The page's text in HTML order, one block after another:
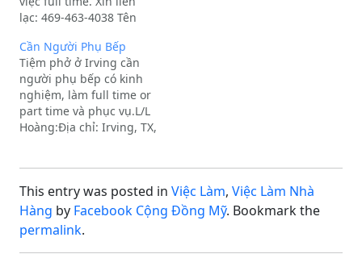
lạc: 469-463-4038 Tên
RestaurantĐịa chỉ:
Irving, TX
Cần Người Phụ Bếp
Tiệm phở ở Irving cần
người phụ bếp có kinh
nghiệm, làm full time or
part time và phục vụ.L/L
Hoàng:Địa chỉ: Irving, TX,
This entry was posted in Việc Làm, Việc Làm Nhà
Hàng by Facebook Cộng Đồng Mỹ. Bookmark the
permalink.